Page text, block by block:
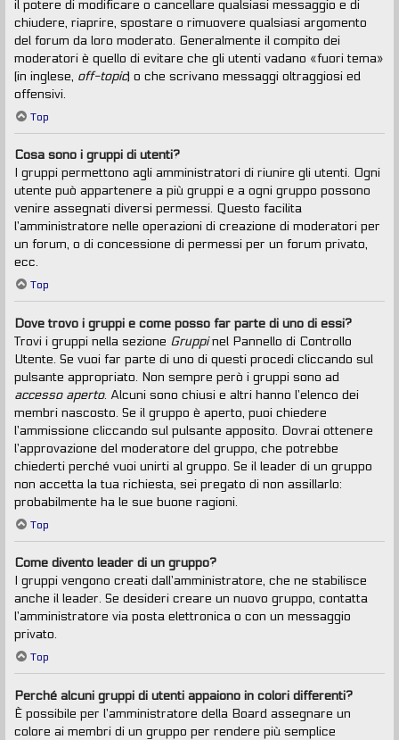
il potere di modificare o cancellare qualsiasi messaggio e di
chiudere, riaprire, spostare o rimuovere qualsiasi argomento
del forum da loro moderato. Generalmente il compito dei
moderatori è quello di evitare che gli utenti vadano «fuori tema»
(in inglese, off-topic) o che scrivano messaggi oltraggiosi ed
offensivi.
Top
Cosa sono i gruppi di utenti?
I gruppi permettono agli amministratori di riunire gli utenti. Ogni
utente può appartenere a più gruppi e a ogni gruppo possono
venire assegnati diversi permessi. Questo facilita
l’amministratore nelle operazioni di creazione di moderatori per
un forum, o di concessione di permessi per un forum privato,
ecc.
Top
Dove trovo i gruppi e come posso far parte di uno di essi?
Trovi i gruppi nella sezione Gruppinel Pannello di Controllo
Utente. Se vuoi far parte di uno di questi procedi cliccando sul
pulsante appropriato. Non sempre però i gruppi sono ad
accesso aperto. Alcuni sono chiusi e altri hanno l’elenco dei
membri nascosto. Se il gruppo è aperto, puoi chiedere
l’ammissione cliccando sul pulsante apposito. Dovrai ottenere
l’approvazione del moderatore del gruppo, che potrebbe
chiederti perché vuoi unirti al gruppo. Se il leader di un gruppo
non accetta la tua richiesta, sei pregato di non assillarlo:
probabilmente ha le sue buone ragioni.
Top
Come divento leader di un gruppo?
I gruppi vengono creati dall’amministratore, che ne stabilisce
anche il leader. Se desideri creare un nuovo gruppo, contatta
l’amministratore via posta elettronica o con un messaggio
privato.
Top
Perché alcuni gruppi di utenti appaiono in colori differenti?
È possibile per l’amministratore della Board assegnare un
colore ai membri di un gruppo per rendere più semplice